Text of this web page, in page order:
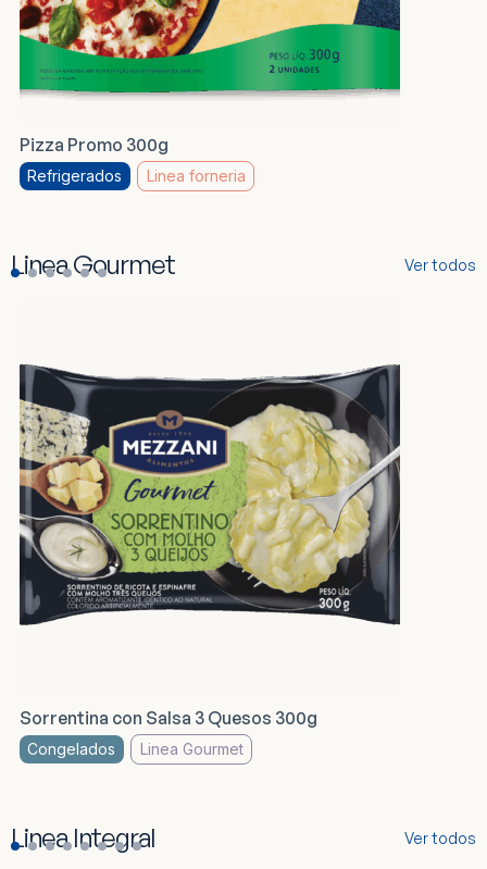
Pizza Promo 300g
Refrigerados Linea forneria
Linea Gourmet Ver todos
Sorrentina con Salsa 3 Quesos 300g
Congelados Linea Gourmet
Linea Integral Ver todos